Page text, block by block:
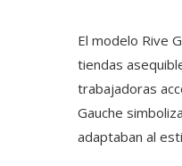
El modelo Rive
tiendas
trabajadoras
Gauche
adaptaban al